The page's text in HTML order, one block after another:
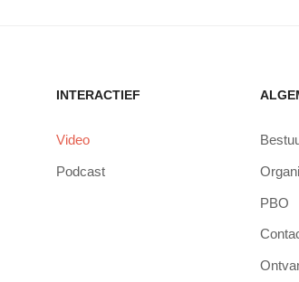
INTERACTIEF
Video
Podcast
PBO